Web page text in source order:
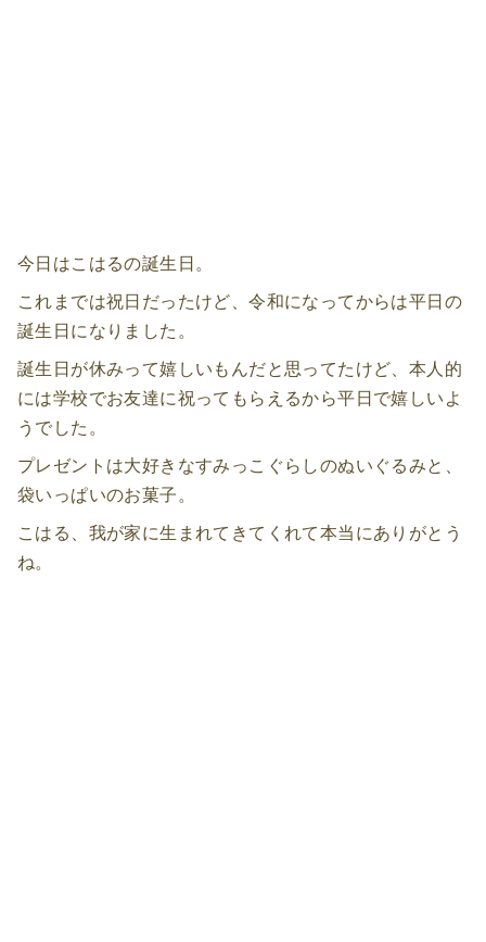
今日はこはるの誕生日。
これまでは祝日だったけど、令和になってからは平日の
誕生日になりました。
誕生日が休みって嬉しいもんだと思ってたけど、本人的
には学校でお友達に祝ってもらえるから平日で嬉しいよ
うでした。
プレゼントは大好きなすみっこぐらしのぬいぐるみと、
袋いっぱいのお菓子。
こはる、我が家に生まれてきてくれて本当にありがとう
ね。